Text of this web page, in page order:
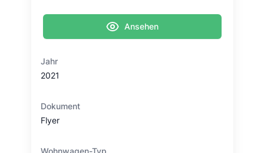
Ansehen
Jahr
2021
Dokument
Flyer
Wohnwagen-Typ